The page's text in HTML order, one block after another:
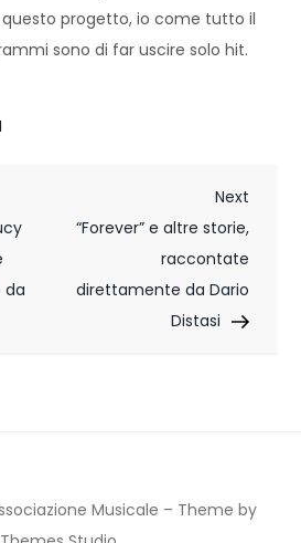
progetto, io come tutto il
sono di far uscire solo hit.
da
Next
Post
Next
“Forever” e altre storie,
raccontate
direttamente da Dario
Distasi
Musicale – Theme by